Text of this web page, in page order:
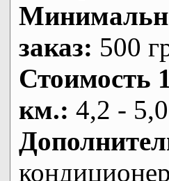
заказ: 500
Стоимость
км.: 4,2 -